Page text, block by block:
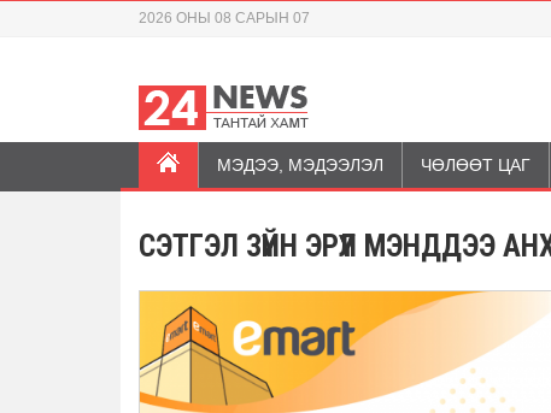
2026 ОНЫ 08 САРЫН 07
МЭДЭЭ, МЭДЭЭЛЭЛ ЧӨЛӨӨТ ЦАГ
СЭТГЭЛ ЗҮЙН ЭРҮҮЛ МЭНДДЭЭ